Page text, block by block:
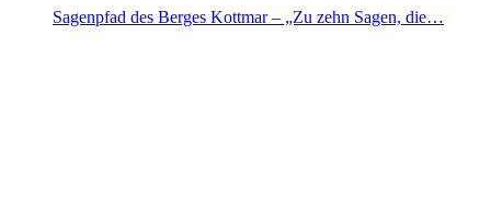
Sagenpfad des Berges Kottmar – „Zu zehn Sagen, die…